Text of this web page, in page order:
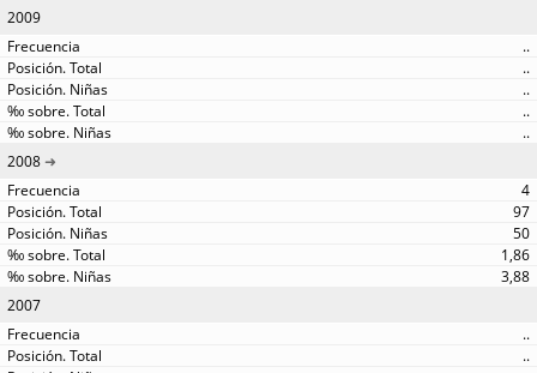
2009
..
..
..
..
..
2008
4
97
50
1,86
3,88
2007
..
..